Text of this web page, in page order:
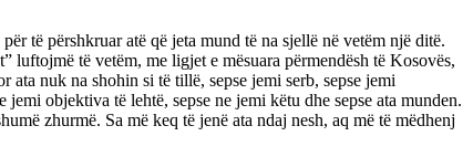
të përshkruar atë që jeta mund të na sjellë në vetëm një ditë.
luftojmë të vetëm, me ligjet e mësuara përmendësh të Kosovës,
ata nuk na shohin si të tillë, sepse jemi serb, sepse jemi
objektiva të lehtë, sepse ne jemi këtu dhe sepse ata munden.
zhurmë. Sa më keq të jenë ata ndaj nesh, aq më të mëdhenj